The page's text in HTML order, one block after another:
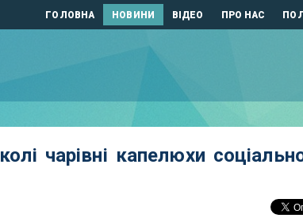
ГОЛОВНА НОВИНИ ВІДЕО ПРО НАС
чарівні капелюхи